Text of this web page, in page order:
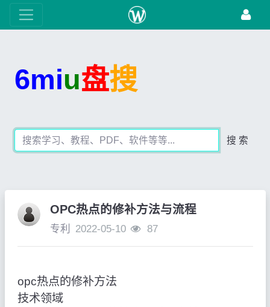
6miu盘搜
搜 索
OPC热点的修补方法与流程
专利 2022-05-10 87
opc热点的修补方法
技术领域